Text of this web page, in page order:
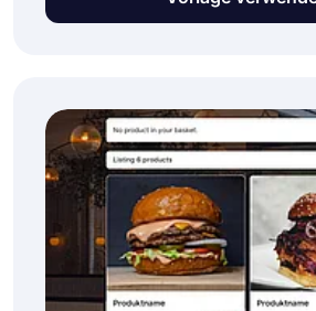
Versand und Zahlung. Diese